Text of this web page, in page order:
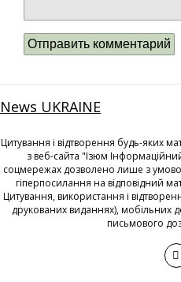
News UKRAINE
Цитування і відтворення будь-яких
з веб-сайта "Ізюм
соцмережах дозволено лише з
гіперпосилання на відповідний
Цитування, використання і
друкованих виданнях), мобільних
письмового